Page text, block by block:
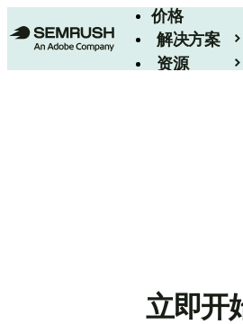
价格
解决方案
资源
立即开